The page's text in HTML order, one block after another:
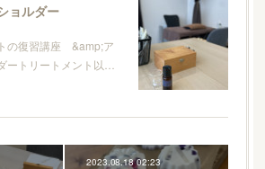
ョルダー
の復習講座 &amp;ア
ートリートメント以…
2023.08.18 02:23